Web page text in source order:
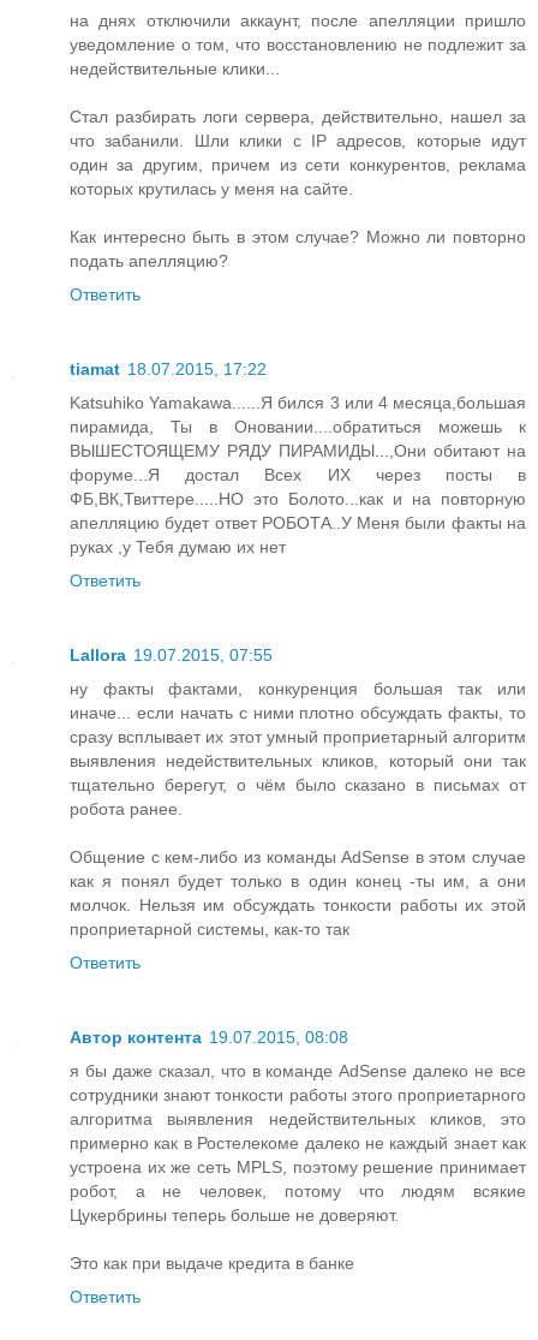
на днях отключили аккаунт, после апелляции пришло
уведомление о том, что восстановлению не подлежит за
недействительные клики...
Стал разбирать логи сервера, действительно, нашел за
что забанили. Шли клики с IP адресов, которые идут
один за другим, причем из сети конкурентов, реклама
которых крутилась у меня на сайте.
Как интересно быть в этом случае? Можно ли повторно
подать апелляцию?
Ответить
tiamat 18.07.2015, 17:22
Katsuhiko Yamakawa......Я бился 3 или 4 месяца,большая
пирамида, Ты в Оновании....обратиться можешь к
ВЫШЕСТОЯЩЕМУ РЯДУ ПИРАМИДЫ...,Они обитают на
форуме...Я достал Всех ИХ через посты в
ФБ,ВК,Твиттере.....НО это Болото...как и на повторную
апелляцию будет ответ РОБОТА..У Меня были факты на
руках ,у Тебя думаю их нет
Ответить
Lallora 19.07.2015, 07:55
ну факты фактами, конкуренция большая так или
иначе... если начать с ними плотно обсуждать факты, то
сразу всплывает их этот умный проприетарный алгоритм
выявления недействительных кликов, который они так
тщательно берегут, о чём было сказано в письмах от
робота ранее.
Общение с кем-либо из команды AdSense в этом случае
как я понял будет только в один конец -ты им, а они
молчок. Нельзя им обсуждать тонкости работы их этой
проприетарной системы, как-то так
Ответить
Автор контента 19.07.2015, 08:08
я бы даже сказал, что в команде AdSense далеко не все
сотрудники знают тонкости работы этого проприетарного
алгоритма выявления недействительных кликов, это
примерно как в Ростелекоме далеко не каждый знает как
устроена их же сеть MPLS, поэтому решение принимает
робот, а не человек, потому что людям всякие
Цукербрины теперь больше не доверяют.
Это как при выдаче кредита в банке
Ответить